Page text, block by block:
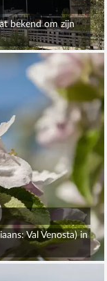
bekend om zijn
Val Venosta) in